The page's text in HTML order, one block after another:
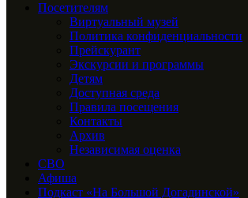
Посетителям
Виртуальный музей
Политика конфиденциальности
Прейскурант
Экскурсии и программы
Детям
Доступная среда
Правила посещения
Контакты
Архив
Независимая оценка
СВО
Афиша
Подкаст «На Большой Догадинской»